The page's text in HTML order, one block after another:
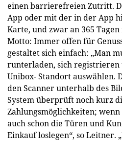
einen barrierefreien Zutritt.
App oder mit der in der App
Karte, und zwar an 365
Motto: Immer offen für
gestaltet sich einfach: „Man
runterladen, sich registrieren
Unibox- Standort auswählen.
den Scanner unterhalb des
System überprüft noch kurz
Zahlungsmöglichkeiten; wenn
auch schon die Türen und
Einkauf loslegen“, so Leitner.